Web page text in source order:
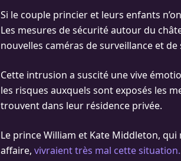
Si le couple princier et leurs enfants
Les mesures de sécurité autour du
nouvelles caméras de surveillance et de
Cette intrusion a suscité une vive
les risques auxquels sont exposés les
trouvent dans leur résidence privée.
Le prince William et Kate Middleton,
affaire, vivraient très mal cette situation.